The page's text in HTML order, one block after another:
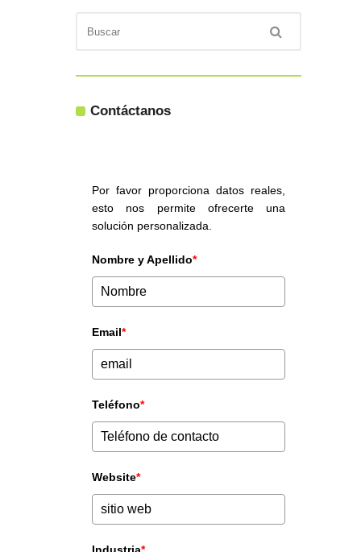
Contáctanos
Por favor proporciona datos reales,
esto nos permite ofrecerte una
solución personalizada.
Nombre y Apellido*
Email*
Teléfono*
Website*